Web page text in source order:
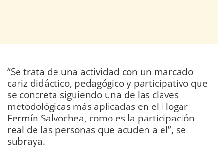
“Se trata de una actividad con un marcado
cariz didáctico, pedagógico y participativo que
se concreta siguiendo una de las claves
metodológicas más aplicadas en el Hogar
Fermín Salvochea, como es la participación
real de las personas que acuden a él”, se
subraya.